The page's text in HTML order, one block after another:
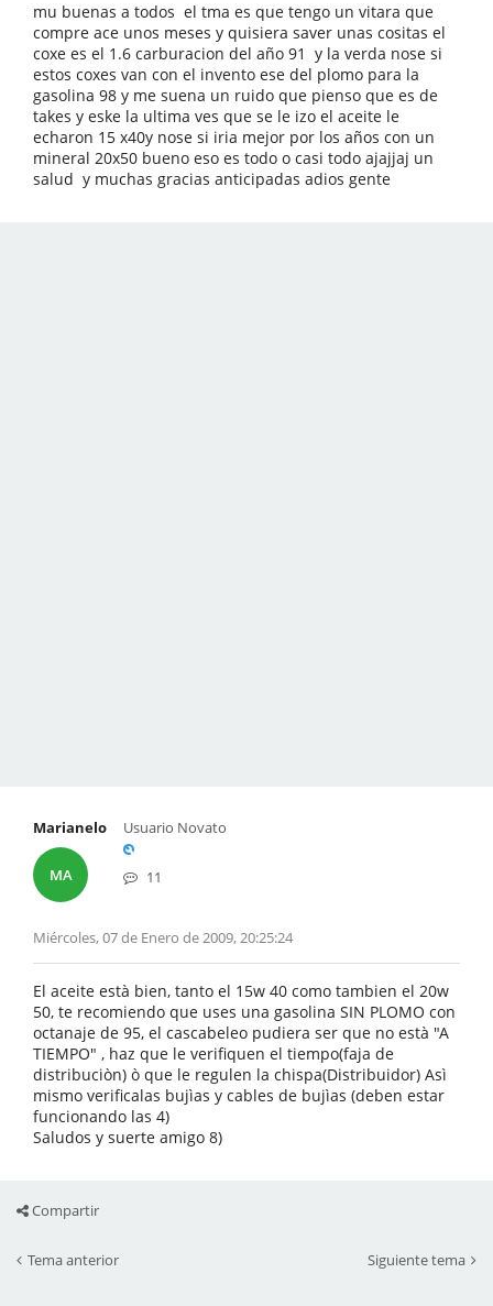
mu buenas a todos el tma es que tengo un vitara que
compre ace unos meses y quisiera saver unas cositas el
coxe es el 1.6 carburacion del año 91 y la verda nose si
estos coxes van con el invento ese del plomo para la
gasolina 98 y me suena un ruido que pienso que es de
takes y eske la ultima ves que se le izo el aceite le
echaron 15 x40y nose si iria mejor por los años con un
mineral 20x50 bueno eso es todo o casi todo ajajjaj un
salud y muchas gracias anticipadas adios gente
Marianelo
MA
Usuario Novato
11
Miércoles, 07 de Enero de 2009, 20:25:24
El aceite està bien, tanto el 15w 40 como tambien el 20w
50, te recomiendo que uses una gasolina SIN PLOMO con
octanaje de 95, el cascabeleo pudiera ser que no està "A
TIEMPO" , haz que le verifiquen el tiempo(faja de
distribuciòn) ò que le regulen la chispa(Distribuidor) Asì
mismo verificalas bujìas y cables de bujìas (deben estar
funcionando las 4)
Saludos y suerte amigo 8)
Compartir
Tema anterior Siguiente tema